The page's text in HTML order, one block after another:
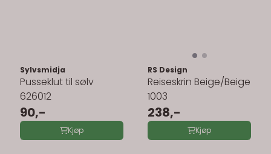
Sylvsmidja
Pusseklut til sølv
626012
90,-
Kjøp
RS Design
Reiseskrin Beige/Beige
1003
238,-
Kjøp